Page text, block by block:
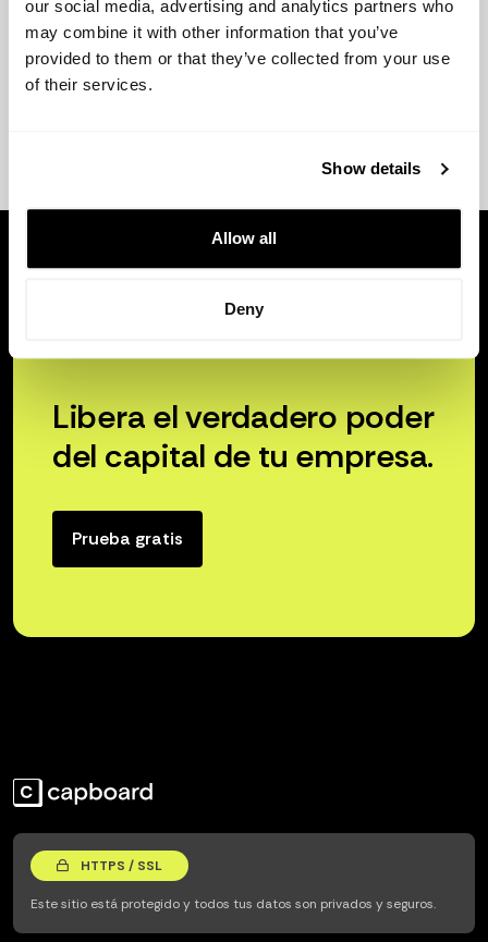
our social media, advertising and analytics partners who
may combine it with other information that you’ve
provided to them or that they’ve collected from your use
of their services.
Show details
Allow all
Deny
Libera el verdadero poder
del capital de tu empresa.
Prueba gratis
HTTPS / SSL
Este sitio está protegido y todos tus datos son privados y seguros.